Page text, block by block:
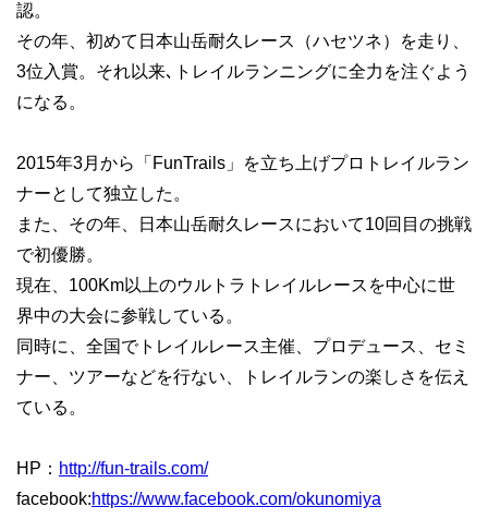
認。
その年、初めて日本山岳耐久レース（ハセツネ）を走り、
3位入賞。それ以来､トレイルランニングに全力を注ぐよう
になる。
2015年3月から「FunTrails」を立ち上げプロトレイルラン
ナーとして独立した。
また、その年、日本山岳耐久レースにおいて10回目の挑戦
で初優勝。
現在、100Km以上のウルトラトレイルレースを中心に世
界中の大会に参戦している。
同時に、全国でトレイルレース主催、プロデュース、セミ
ナー、ツアーなどを行ない、トレイルランの楽しさを伝え
ている。
HP： http://fun-trails.com/
facebook:https://www.facebook.com/okunomiya